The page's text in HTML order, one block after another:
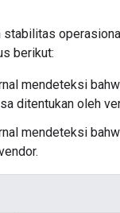
stabilitas
berikut:
mendeteksi
ditentukan oleh
mendeteksi